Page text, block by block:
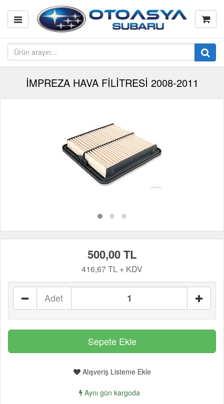
İMPREZA HAVA FİLİTRESİ 2008-2011
500,00 TL
416,67 TL + KDV
Adet
Alışveriş Listeme Ekle
Aynı gün kargoda